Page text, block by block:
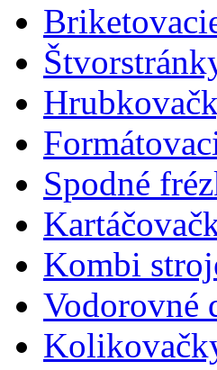
Spodné
Kombi
Vodorovné